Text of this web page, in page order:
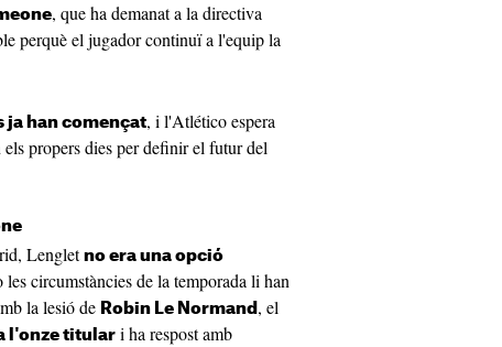
, que ha demanat a la directiva
perquè el jugador continuï a l'equip la
ja han començat, i l'Atlético espera
propers dies per definir el futur del
Lenglet no era una opció
les circumstàncies de la temporada li han
la lesió de Robin Le Normand , el
l'onze titular i ha respost amb